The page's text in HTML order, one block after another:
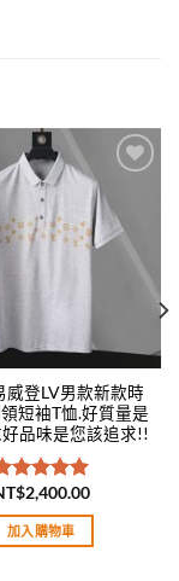
wishlist
威登LV男款新款時
短袖T恤.好質量是
品味是您該追求!!
分5.00
分 5
2,400.00
加入購物車